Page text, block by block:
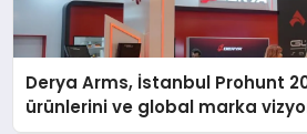
Derya Arms, İstanbul Prohunt
ürünlerini ve global marka